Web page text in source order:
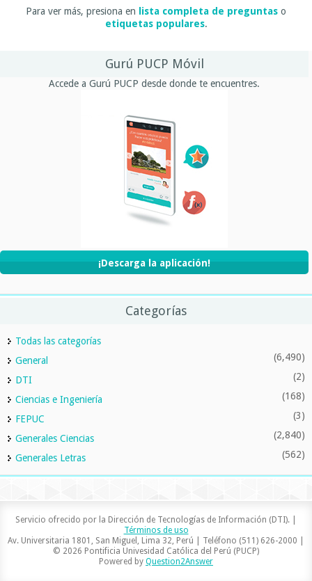
Para ver más, presiona en lista completa de preguntas o
etiquetas populares.
Gurú PUCP Móvil
Accede a Gurú PUCP desde donde te encuentres.
¡Descarga la aplicación!
Categorías
Todas las categorías
General
(6,490)
DTI (2)
Ciencias e Ingeniería (168)
FEPUC (3)
Generales Ciencias (2,840)
Generales Letras (562)
Servicio ofrecido por la Dirección de Tecnologías de Información (DTI). |
Términos de uso
Av. Universitaria 1801, San Miguel, Lima 32, Perú | Teléfono (511) 626-2000 |
© 2026 Pontificia Univesidad Católica del Perú (PUCP)
Powered by Question2Answer